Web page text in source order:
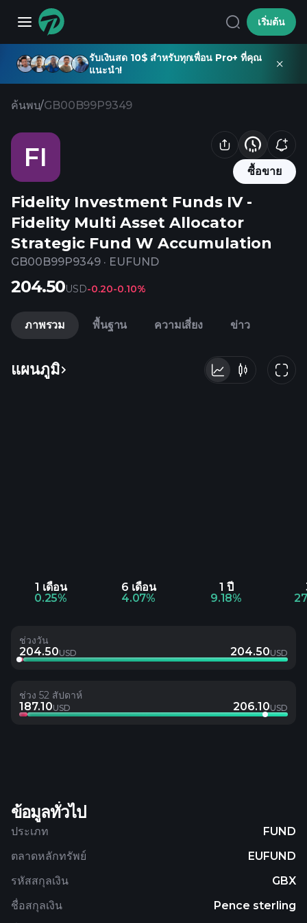
เริ่มต้น
รับเงินสด 10$ สำหรับทุกเพื่อน Pro+ ที่คุณ
แนะนำ!
ค้นพบ/GB00B99P9349
FI ซื้อขาย
Fidelity Investment Funds IV -
Fidelity Multi Asset Allocator
Strategic Fund W Accumulation
GB00B99P9349 · EUFUND
204.50USD-0.20-0.10%
ภาพรวม พื้นฐาน ความเสี่ยง ข่าว
แผนภูมิ
1 เดือน
0.25%
6 เดือน
4.07%
1 ปี
9.18%
ช่วงวัน
204.50USD 204.50USD
ช่วง 52 สัปดาห์
187.10USD 206.10USD
ข้อมูลทั่วไป
ประเภท
FUND
ตลาดหลักทรัพย์
EUFUND
รหัสสกุลเงิน
GBX
ชื่อสกุลเงิน
Pence sterling